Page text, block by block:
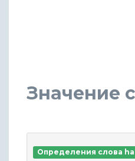
Значение
Определения слова